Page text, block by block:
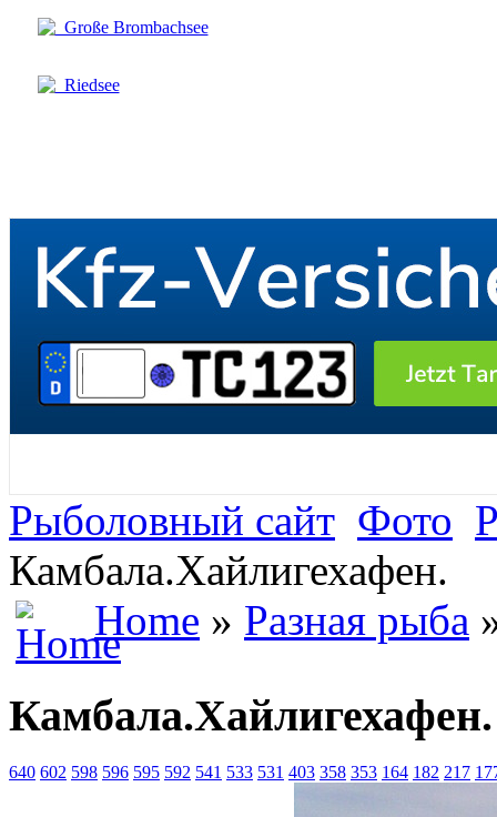
Große Brombachsee
Riedsee
Рыболовный сайт Фото
Камбала.Хайлигехафен.
Home » Разная рыба
Камбала.Хайлигехафен.
640 602 598 596 595 592 541 533 531 403 358 353 164 182 217